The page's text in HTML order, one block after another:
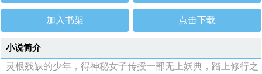
加入书架 点击下载
小说简介
灵根残缺的少年，得神秘女子传授一部无上妖典，踏上修行之